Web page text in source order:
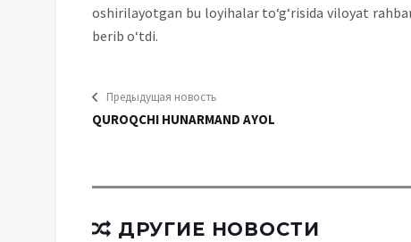
oshirilayotgan bu loyihalar to‘g‘risida viloyat
berib o‘tdi.
Предыдущая новость
QUROQCHI HUNARMAND AYOL
ДРУГИЕ НОВОСТИ